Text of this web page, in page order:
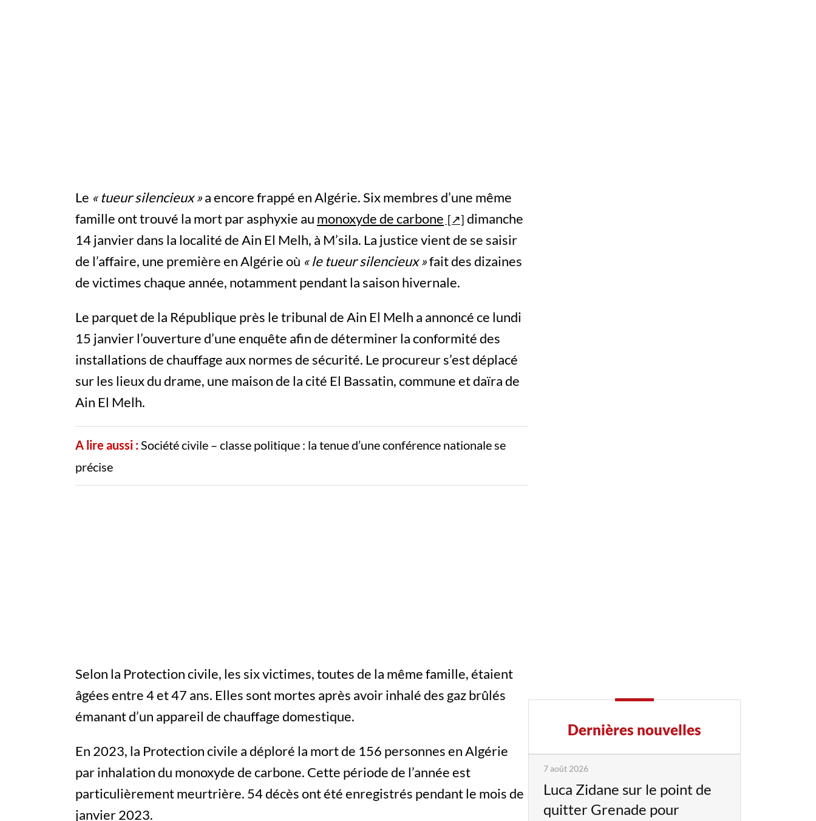
Le « tueur silencieux »a encore frappé en Algérie. Six membres d’une même
famille ont trouvé la mort par asphyxie au monoxyde de carbone
dimanche
14 janvier dans la localité de Ain El Melh, à M’sila. La justice vient de se saisir
de l’affaire, une première en Algérie où « le tueur silencieux »fait des dizaines
de victimes chaque année, notamment pendant la saison hivernale.
Le parquet de la République près le tribunal de Ain El Melh a annoncé ce lundi
15 janvier l’ouverture d’une enquête afin de déterminer la conformité des
installations de chauffage aux normes de sécurité. Le procureur s’est déplacé
sur les lieux du drame, une maison de la cité El Bassatin, commune et daïra de
Ain El Melh.
A lire aussi :Société civile – classe politique : la tenue d’une conférence nationale se
précise
Selon la Protection civile, les six victimes, toutes de la même famille, étaient
âgées entre 4 et 47 ans. Elles sont mortes après avoir inhalé des gaz brûlés
émanant d’un appareil de chauffage domestique.
En 2023, la Protection civile a déploré la mort de 156 personnes en Algérie
par inhalation du monoxyde de carbone. Cette période de l’année est
particulièrement meurtrière. 54 décès ont été enregistrés pendant le mois de
janvier 2023.
Dernières nouvelles
7 août 2026
Luca Zidane sur le point de
quitter Grenade pour